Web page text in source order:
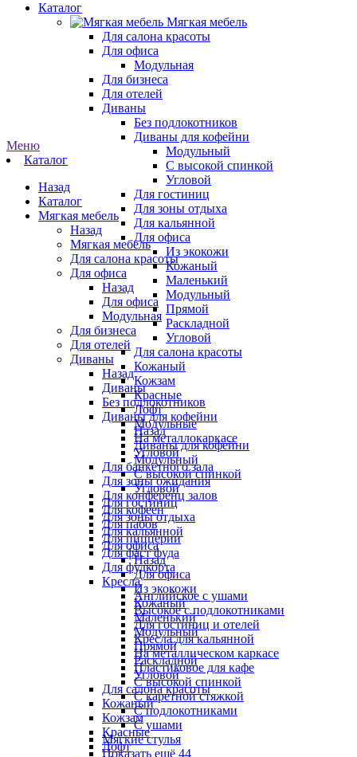
Каталог
Мягкая мебель
Для салона красоты
Для офиса
Модульная
Для бизнеса
Для отелей
Диваны
Без подлокотников
Диваны для кофейни
Модульный
С высокой спинкой
Угловой
Для гостиниц
Для зоны отдыха
Для кальянной
Для офиса
Из экокожи
Кожаный
Маленький
Модульный
Прямой
Раскладной
Угловой
Для салона красоты
Кожаный
Кожзам
Красные
Лофт
Модульные
На металлокаркасе
Угловой
Для банкетного зала
Для зоны ожидания
Для конференц залов
Для кофеен
Для пабов
Для пиццерии
Для фаст фуда
Для фудкорта
Кресла
Английское с ушами
Высокое с подлокотниками
Для гостиниц и отелей
Кресла для кальянной
На металлическом каркасе
Пластиковое для кафе
С высокой спинкой
С каретной стяжкой
С подлокотниками
С ушами
Мягкие стулья
Показать ещё 44
Меню
Каталог
Назад
Каталог
Мягкая мебель
Назад
Мягкая мебель
Для салона красоты
Для офиса
Назад
Для офиса
Модульная
Для бизнеса
Для отелей
Диваны
Назад
Диваны
Без подлокотников
Диваны для кофейни
Назад
Диваны для кофейни
Модульный
С высокой спинкой
Угловой
Для гостиниц
Для зоны отдыха
Для кальянной
Для офиса
Назад
Для офиса
Из экокожи
Кожаный
Маленький
Модульный
Прямой
Раскладной
Угловой
Для салона красоты
Кожаный
Кожзам
Красные
Лофт